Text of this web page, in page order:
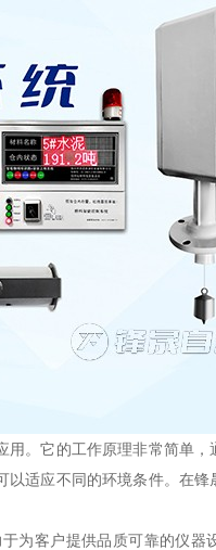
。它的工作原理非常简单
适应不同的环境条件。在
为客户提供品质可靠的仪器